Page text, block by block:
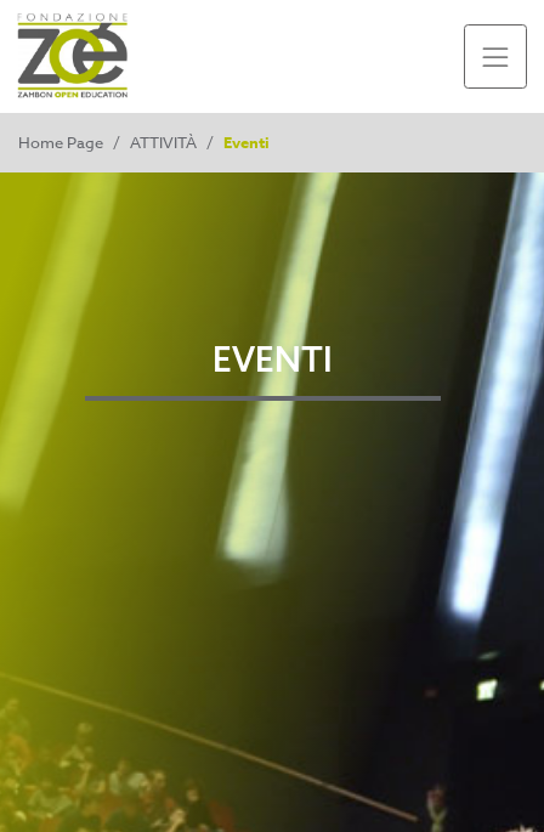
Home Page / ATTIVITÀ / Eventi
EVENTI